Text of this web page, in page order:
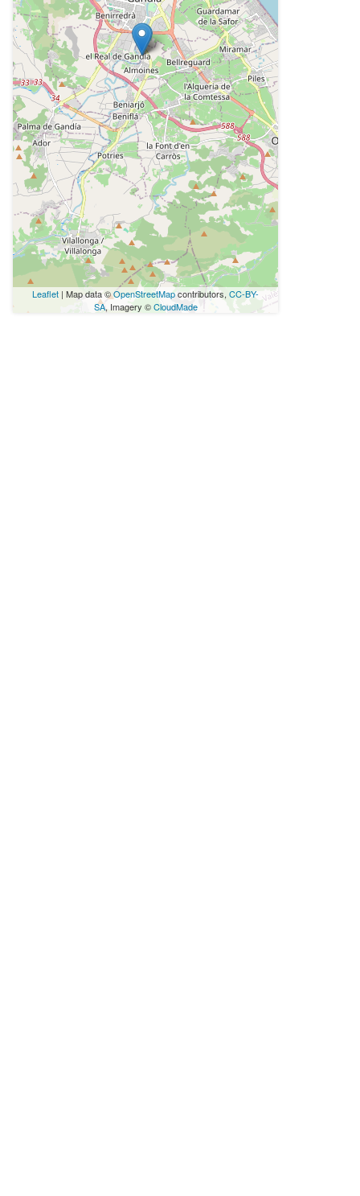
Leaflet | Map data ©OpenStreetMapcontributors, CC-BY-
SA, Imagery ©CloudMade